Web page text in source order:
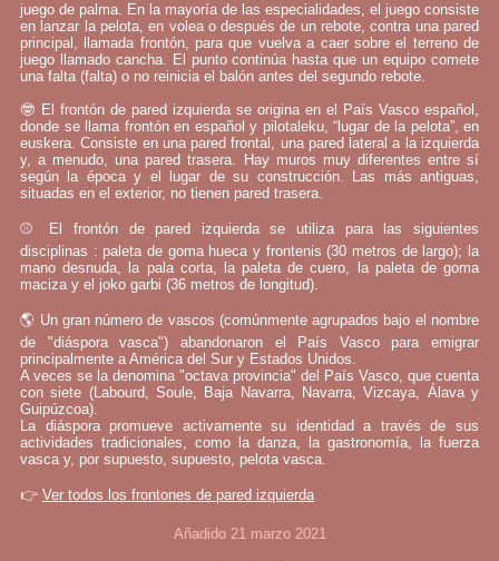
juego de palma. En la mayoría de las especialidades, el juego consiste
en lanzar la pelota, en volea o después de un rebote, contra una pared
principal, llamada frontón, para que vuelva a caer sobre el terreno de
juego llamado cancha. El punto continúa hasta que un equipo comete
una falta (falta) o no reinicia el balón antes del segundo rebote.
🤓 El frontón de pared izquierda se origina en el País Vasco español,
donde se llama frontón en español y pilotaleku, “lugar de la pelota”, en
euskera. Consiste en una pared frontal, una pared lateral a la izquierda
y, a menudo, una pared trasera. Hay muros muy diferentes entre sí
según la época y el lugar de su construcción. Las más antiguas,
situadas en el exterior, no tienen pared trasera.
⚾ El frontón de pared izquierda se utiliza para las siguientes
disciplinas : paleta de goma hueca y frontenis (30 metros de largo); la
mano desnuda, la pala corta, la paleta de cuero, la paleta de goma
maciza y el joko garbi (36 metros de longitud).
🌎 Un gran número de vascos (comúnmente agrupados bajo el nombre
de "diáspora vasca") abandonaron el País Vasco para emigrar
principalmente a América del Sur y Estados Unidos.
A veces se la denomina "octava provincia" del País Vasco, que cuenta
con siete (Labourd, Soule, Baja Navarra, Navarra, Vizcaya, Álava y
Guipúzcoa).
La diáspora promueve activamente su identidad a través de sus
actividades tradicionales, como la danza, la gastronomía, la fuerza
vasca y, por supuesto, supuesto, pelota vasca.
👉 Ver todos los frontones de pared izquierda
Añadido 21 marzo 2021